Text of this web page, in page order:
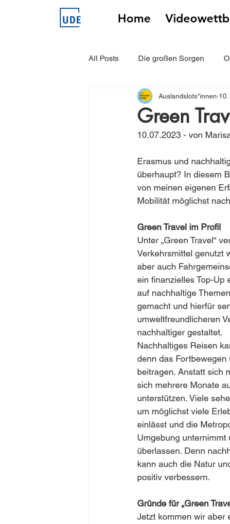
Home
All Posts Die großen Sorgen
Unsere Auslandslots*innen
Green
Auslandslots*innen
10.07.2023 - von
Erasmus und
überhaupt? In diesem
von meinen eigenen
Mobilität möglichst
Green Travel im Profil
Unter „Green Travel“
Verkehrsmittel genutzt
aber auch
ein finanzielles Top-Up
auf nachhaltige
gemacht und hierfür
umweltfreundlicheren
nachhaltiger gestaltet.
Nachhaltiges Reisen
denn das
beitragen. Anstatt sich
sich mehrere Monate
unterstützen. Viele
um möglichst viele
einlässt und die
Umgebung
überlassen. Denn
kann auch die Natur
positiv verbessern.
Gründe für „Green
Jetzt kommen wir aber